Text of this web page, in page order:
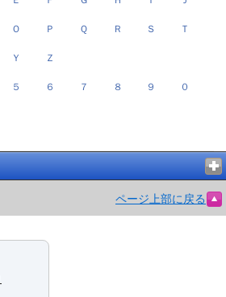
Ｏ Ｐ Ｑ Ｒ Ｓ Ｔ
Ｙ Ｚ
５ ６ ７ ８ ９ ０
ページ上部に戻る